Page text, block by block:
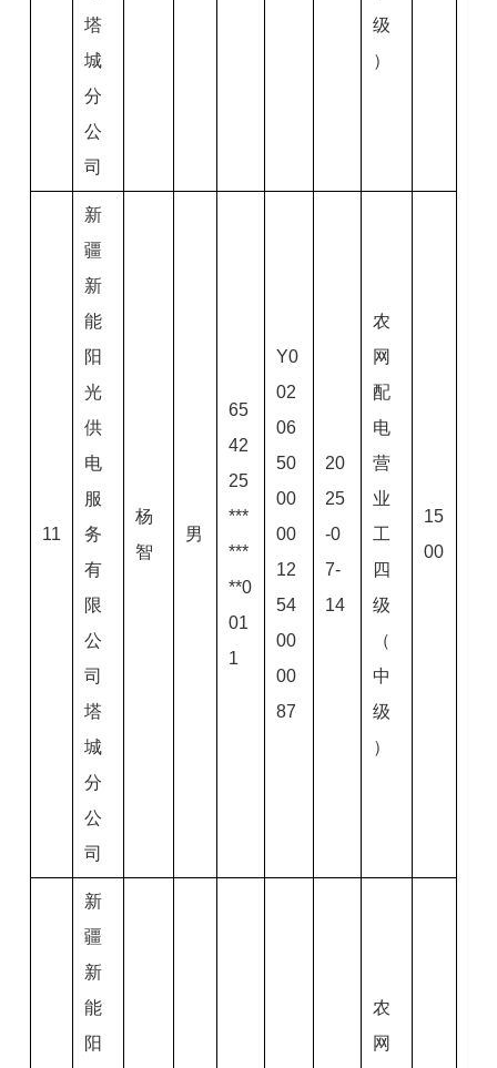
塔
城
分
公
司
级
）
11
新
疆
新
能
阳
光
供
电
服
务
有
限
公
司
塔
城
分
公
司
杨
智
男
65
42
25
***
***
**0
01
1
Y0
02
06
50
00
00
12
54
00
00
87
20
25
-0
7-
14
农
网
配
电
营
业
工
四
级
（
中
级
）
15
00
新
疆
新
能
阳
农
网